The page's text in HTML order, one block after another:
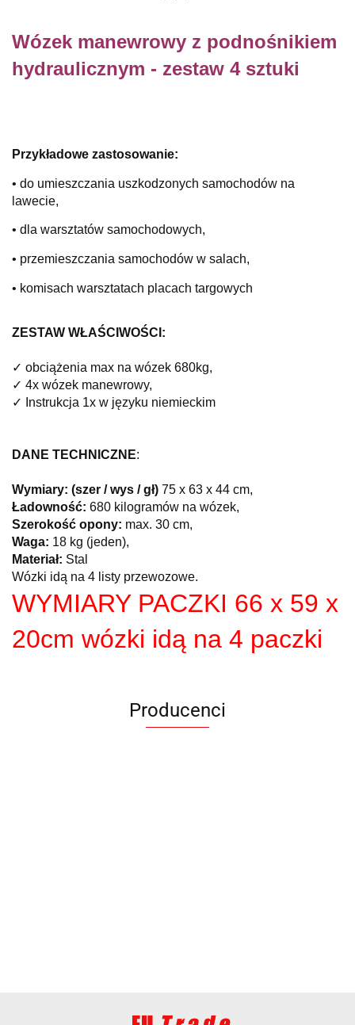
Wózek manewrowy z podnośnikiem
hydraulicznym - zestaw 4 sztuki
Przykładowe zastosowanie:
• do umieszczania uszkodzonych samochodów na
lawecie,
• dla warsztatów samochodowych,
• przemieszczania samochodów w salach,
• komisach warsztatach placach targowych
ZESTAW WŁAŚCIWOŚCI:
✓ obciążenia max na wózek 680kg,
✓ 4x wózek manewrowy,
✓
Instrukcja 1x w języku niemieckim
DANE TECHNICZNE:
Wymiary: (szer / wys /gł) 75 x 63 x 44 cm,
Ładowność: 680 kilogramów na wózek,
Szerokość opony: max. 30 cm,
Waga: 18 kg (jeden),
Materiał: Stal
Wózki idą na 4 listy przewozowe.
WYMIARY PACZKI 66 x 59 x
20cm wózki idą na 4 paczki
Producenci